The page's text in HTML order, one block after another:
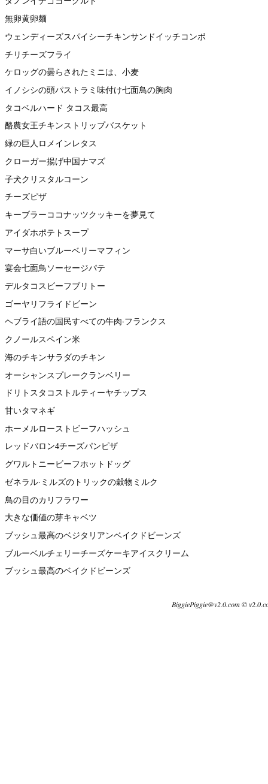
無卵黄卵麺
ウェンディーズスパイシーチキンサンドイッチコンボ
チリチーズフライ
ケロッグの曇らされたミニは、小麦
イノシシの頭パストラミ味付け七面鳥の胸肉
タコベルハード タコス最高
酪農女王チキンストリップバスケット
緑の巨人ロメインレタス
クローガー揚げ中国ナマズ
子犬クリスタルコーン
チーズピザ
キーブラーココナッツクッキーを夢見て
アイダホポテトスープ
マーサ白いブルーベリーマフィン
宴会七面鳥ソーセージパテ
デルタコスビーフブリトー
ゴーヤリフライドビーン
ヘブライ語の国民すべての牛肉·フランクス
クノールスペイン米
海のチキンサラダのチキン
オーシャンスプレークランベリー
ドリトスタコストルティーヤチップス
甘いタマネギ
ホーメルローストビーフハッシュ
レッドバロン4チーズパンピザ
グワルトニービーフホットドッグ
ゼネラル·ミルズのトリックの穀物ミルク
鳥の目のカリフラワー
大きな価値の芽キャベツ
ブッシュ最高のベジタリアンベイクドビーンズ
ブルーベルチェリーチーズケーキアイスクリーム
ブッシュ最高のベイクドビーンズ
BiggiePiggie@v2.0.com ©